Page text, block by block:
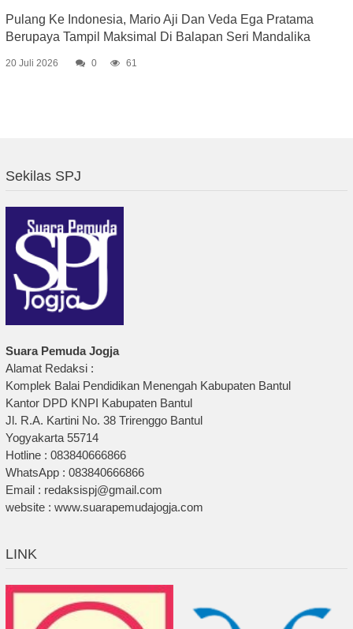
Pulang Ke Indonesia, Mario Aji Dan Veda Ega Pratama
Berupaya Tampil Maksimal Di Balapan Seri Mandalika
20 Juli 2026 0 61
Sekilas SPJ
Suara Pemuda Jogja
Alamat Redaksi :
Komplek Balai Pendidikan Menengah Kabupaten Bantul
Kantor DPD KNPI Kabupaten Bantul
Jl. R.A. Kartini No. 38 Trirenggo Bantul
Yogyakarta 55714
Hotline : 083840666866
WhatsApp : 083840666866
Email : redaksispj@gmail.com
website : www.suarapemudajogja.com
LINK